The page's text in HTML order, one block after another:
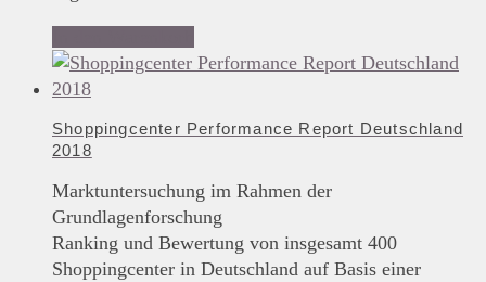
Shoppingcenter Performance Report Deutschland
2018
Marktuntersuchung im Rahmen der
Grundlagenforschung
Ranking und Bewertung von insgesamt 400
Shoppingcenter in Deutschland auf Basis einer